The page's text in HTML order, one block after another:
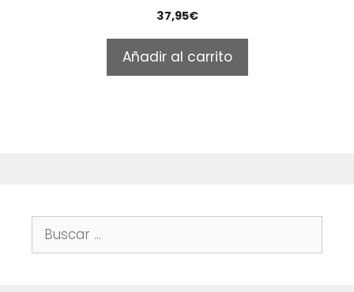
o
f
5
37,95€
Añadir al carrito
Buscar: